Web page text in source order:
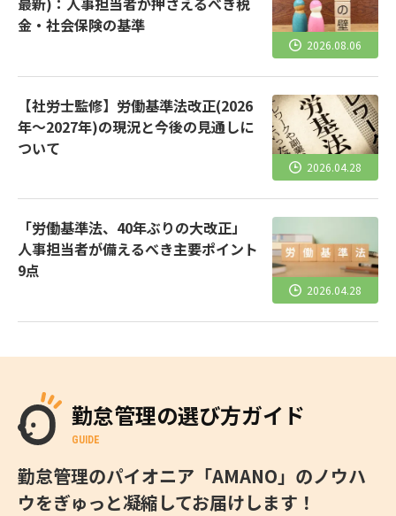
金・社会保険の基準
2026.08.06
【社労士監修】労働基準法改正(2026
年～2027年)の現況と今後の見通しに
ついて
2026.04.28
「労働基準法、40年ぶりの大改正」
人事担当者が備えるべき主要ポイント
9点
2026.04.28
勤怠管理の選び方ガイド
GUIDE
勤怠管理のパイオニア「AMANO」のノウハ
ウをぎゅっと凝縮してお届けします！